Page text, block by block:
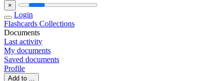
×
Login
Flashcards Collections
Documents
Last activity
My documents
Saved documents
Profile
Add to ...